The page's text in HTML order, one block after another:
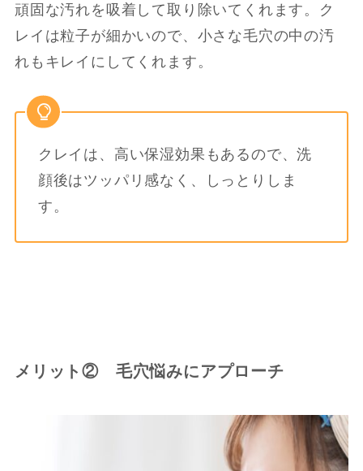
頑固な汚れを吸着して取り除いてくれます。ク
レイは粒子が細かいので、小さな毛穴の中の汚
れもキレイにしてくれます。
クレイは、高い保湿効果もあるので、洗
顔後はツッパリ感なく、しっとりしま
す。
メリット② 毛穴悩みにアプローチ